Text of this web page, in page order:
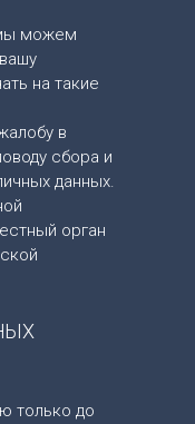
можем
на такие
в
сбора и
данных.
орган
только до